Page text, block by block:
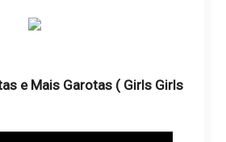
e Mais Garotas ( Girls Girls